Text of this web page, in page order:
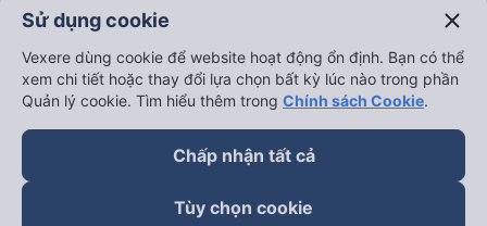
Sử dụng cookie close
Vexere dùng cookie để website hoạt động ổn định. Bạn có thể
xem chi tiết hoặc thay đổi lựa chọn bất kỳ lúc nào trong phần
Quản lý cookie. Tìm hiểu thêm trong Chính sách Cookie.
Chấp nhận tất cả
Tùy chọn cookie